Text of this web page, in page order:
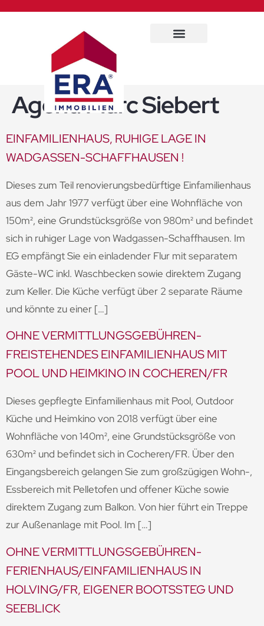
Agent:Marc Siebert
EINFAMILIENHAUS, RUHIGE LAGE IN
WADGASSEN-SCHAFFHAUSEN !
Dieses zum Teil renovierungsbedürftige Einfamilienhaus
aus dem Jahr 1977 verfügt über eine Wohnfläche von
150m², eine Grundstücksgröße von 980m² und befindet
sich in ruhiger Lage von Wadgassen-Schaffhausen. Im
EG empfängt Sie ein einladender Flur mit separatem
Gäste-WC inkl. Waschbecken sowie direktem Zugang
zum Keller. Die Küche verfügt über 2 separate Räume
und könnte zu einer […]
OHNE VERMITTLUNGSGEBÜHREN-
FREISTEHENDES EINFAMILIENHAUS MIT
POOL UND HEIMKINO IN COCHEREN/FR
Dieses gepflegte Einfamilienhaus mit Pool, Outdoor
Küche und Heimkino von 2018 verfügt über eine
Wohnfläche von 140m², eine Grundstücksgröße von
630m² und befindet sich in Cocheren/FR. Über den
Eingangsbereich gelangen Sie zum großzügigen Wohn-,
Essbereich mit Pelletofen und offener Küche sowie
direktem Zugang zum Balkon. Von hier führt ein Treppe
zur Außenanlage mit Pool. Im […]
OHNE VERMITTLUNGSGEBÜHREN-
FERIENHAUS/EINFAMILIENHAUS IN
HOLVING/FR, EIGENER BOOTSSTEG UND
SEEBLICK